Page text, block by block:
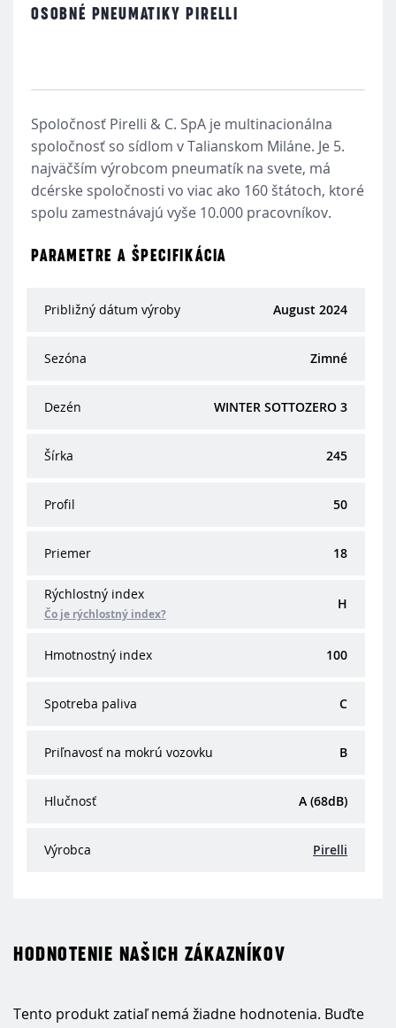
OSOBNÉ PNEUMATIKY PIRELLI
Spoločnosť Pirelli & C. SpA je multinacionálna
spoločnosť so sídlom v Talianskom Miláne. Je 5.
najväčším výrobcom pneumatík na svete, má
dcérske spoločnosti vo viac ako 160 štátoch, ktoré
spolu zamestnávajú vyše 10.000 pracovníkov.
PARAMETRE A ŠPECIFIKÁCIA
Približný dátum výroby August 2024
Sezóna Zimné
Dezén WINTER SOTTOZERO 3
Šírka 245
Profil 50
Priemer 18
Rýchlostný index
Čo je rýchlostný index?
H
Hmotnostný index 100
Spotreba paliva C
Priľnavosť na mokrú vozovku B
Hlučnosť A (68dB)
Výrobca Pirelli
HODNOTENIE NAŠICH ZÁKAZNÍKOV
Tento produkt zatiaľ nemá žiadne hodnotenia. Buďte